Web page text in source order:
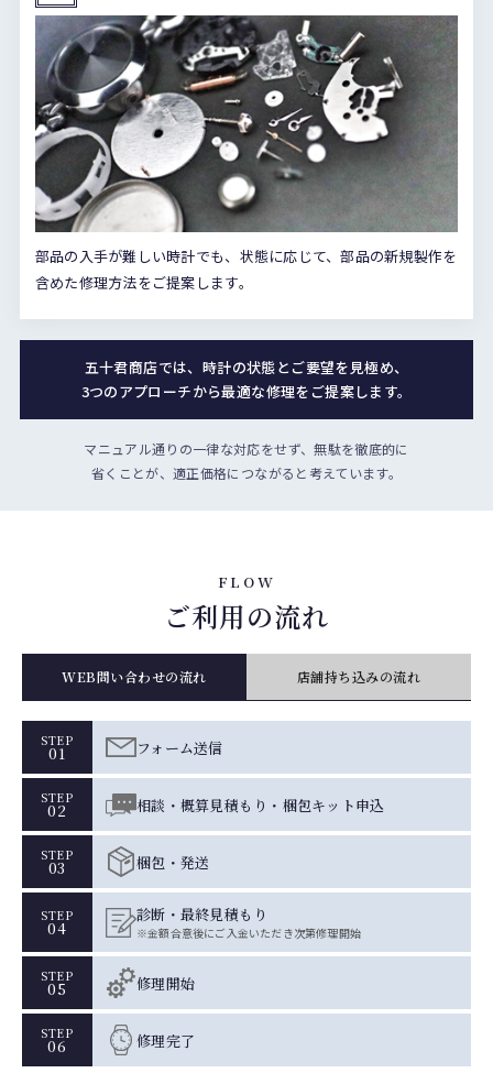
部品の入手が難しい時計でも、状態に応じて、部品の新規製作を
含めた修理方法をご提案します。
五十君商店では、時計の状態とご要望を見極め、
3つのアプローチから最適な修理をご提案します。
マニュアル通りの一律な対応をせず、無駄を徹底的に
省くことが、適正価格につながると考えています。
FLOW
ご利用の流れ
WEB問い合わせの流れ 店舗持ち込みの流れ
STEP
01 フォーム送信
STEP
02 相談・概算見積もり・梱包キット申込
STEP
03 梱包・発送
STEP
04
診断・最終見積もり
※金額合意後にご入金いただき次第修理開始
STEP
05 修理開始
STEP
06 修理完了